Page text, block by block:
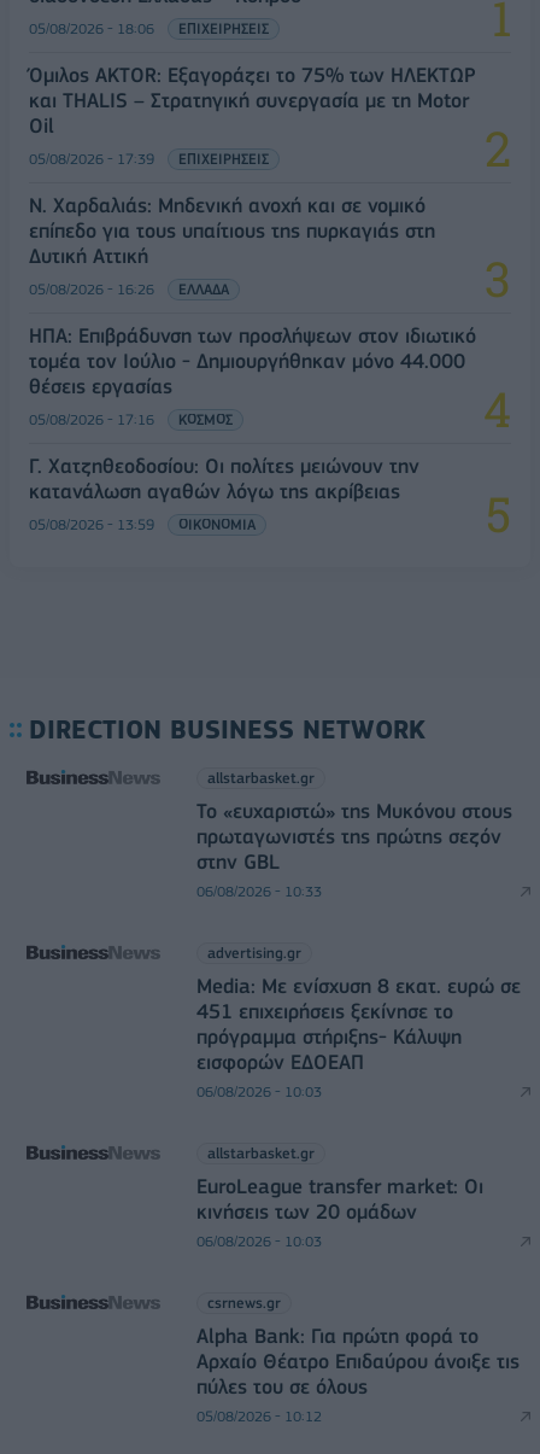
05/08/2026 - 18:06 ΕΠΙΧΕΙΡΗΣΕΙΣ
Όμιλος AKTOR: Εξαγοράζει το 75% των ΗΛΕΚΤΩΡ
και THALIS – Στρατηγική συνεργασία με τη Motor
Oil
05/08/2026 - 17:39 ΕΠΙΧΕΙΡΗΣΕΙΣ
Ν. Χαρδαλιάς: Μηδενική ανοχή και σε νομικό
επίπεδο για τους υπαίτιους της πυρκαγιάς στη
Δυτική Αττική
05/08/2026 - 16:26 ΕΛΛΑΔΑ
ΗΠΑ: Επιβράδυνση των προσλήψεων στον ιδιωτικό
τομέα τον Ιούλιο - Δημιουργήθηκαν μόνο 44.000
θέσεις εργασίας
05/08/2026 - 17:16 ΚΟΣΜΟΣ
Γ. Χατζηθεοδοσίου: Οι πολίτες μειώνουν την
κατανάλωση αγαθών λόγω της ακρίβειας
05/08/2026 - 13:59 ΟΙΚΟΝΟΜΙΑ
DIRECTION BUSINESS NETWORK
allstarbasket.gr
Το «ευχαριστώ» της Μυκόνου στους
πρωταγωνιστές της πρώτης σεζόν
στην GBL
06/08/2026 - 10:33
advertising.gr
Media: Με ενίσχυση 8 εκατ. ευρώ σε
451 επιχειρήσεις ξεκίνησε το
πρόγραμμα στήριξης- Κάλυψη
εισφορών ΕΔΟΕΑΠ
06/08/2026 - 10:03
allstarbasket.gr
EuroLeague transfer market: Οι
κινήσεις των 20 ομάδων
06/08/2026 - 10:03
csrnews.gr
Alpha Bank: Για πρώτη φορά το
Αρχαίο Θέατρο Επιδαύρου άνοιξε τις
πύλες του σε όλους
05/08/2026 - 10:12